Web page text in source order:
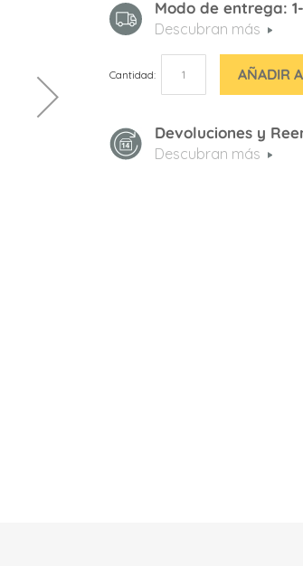
Modo de entrega:
Descubran más
Cantidad AÑADIR
Devoluciones y
Descubran más